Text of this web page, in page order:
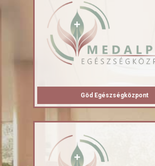
Göd Egészségközpont